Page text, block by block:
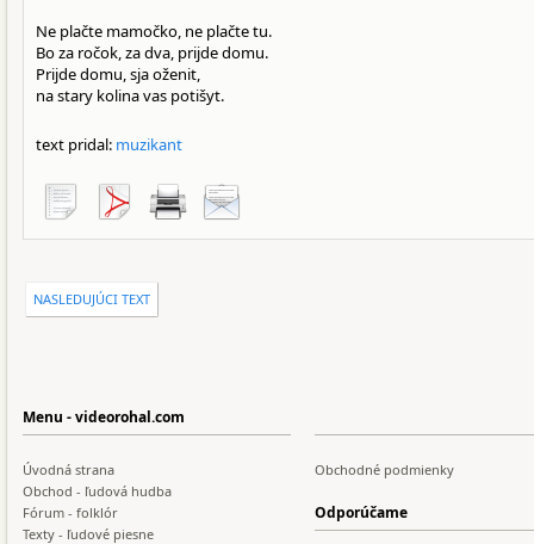
Ne plačte mamočko, ne plačte tu.
Bo za ročok, za dva, prijde domu.
Prijde domu, sja oženit,
na stary kolina vas potišyt.
text pridal: muzikant
NASLEDUJÚCI TEXT
Menu - videorohal.com
Úvodná strana
Obchod - ľudová hudba
Fórum - folklór
Texty - ľudové piesne
Obchodné podmienky
Odporúčame